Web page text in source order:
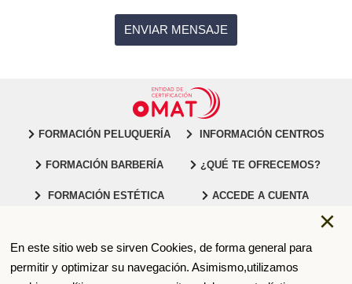
×
En este sitio web se sirven Cookies, de forma general para
permitir y optimizar su navegación. Asimismo,utilizamos
FORMACIÓN PELUQUERÍA
FORMACIÓN BARBERÍA
FORMACIÓN ESTÉTICA
INFORMACIÓN CENTROS
¿QUÉ TE OFRECEMOS?
ACCEDE A CUENTA
91 547 32 92 CONTACTO